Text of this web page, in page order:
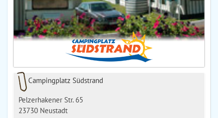
Campingplatz Südstrand
Pelzerhakener Str. 65
23730 Neustadt